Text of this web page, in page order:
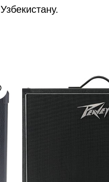
Узбекистану.